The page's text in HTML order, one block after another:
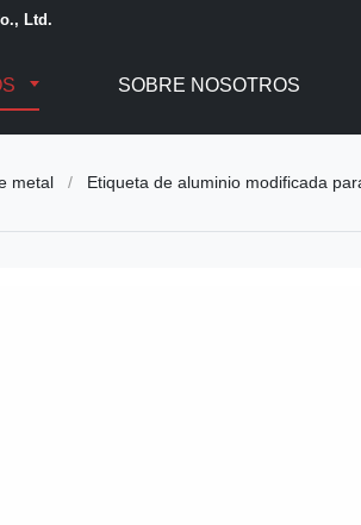
Ltd.
SOBRE NOSOTROS
metal / Etiqueta de aluminio modificada